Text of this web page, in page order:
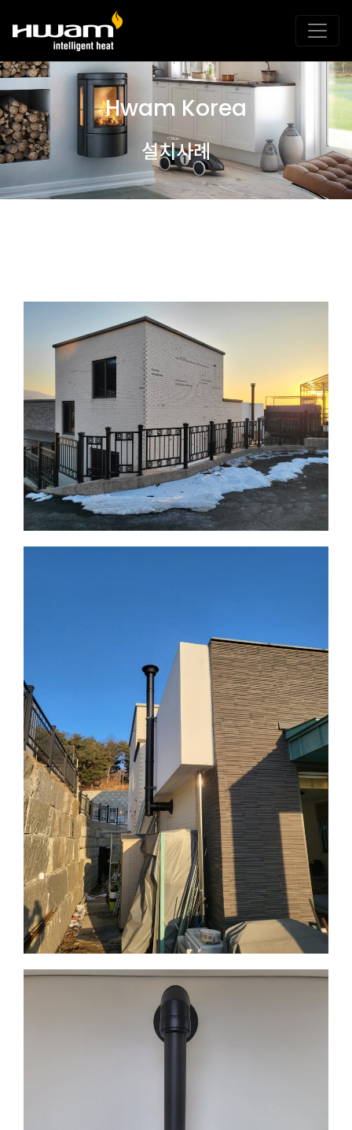
Hwam Korea
설치사례